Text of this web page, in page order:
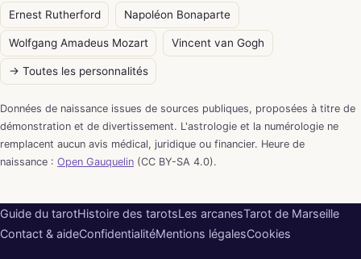
Ernest Rutherford Napoléon Bonaparte
Wolfgang Amadeus Mozart Vincent van Gogh
→ Toutes les personnalités
Données de naissance issues de sources publiques, proposées à titre de
démonstration et de divertissement. L'astrologie et la numérologie ne
remplacent aucun avis médical, juridique ou financier. Heure de
naissance : Open Gauquelin (CC BY-SA 4.0).
Guide du tarotHistoire des tarotsLes arcanesTarot de Marseille
Contact & aideConfidentialitéMentions légalesCookies